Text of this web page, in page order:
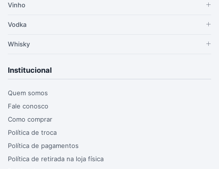
Vinho
Vodka
Whisky
Institucional
Quem somos
Fale conosco
Como comprar
Política de troca
Política de pagamentos
Política de retirada na loja física